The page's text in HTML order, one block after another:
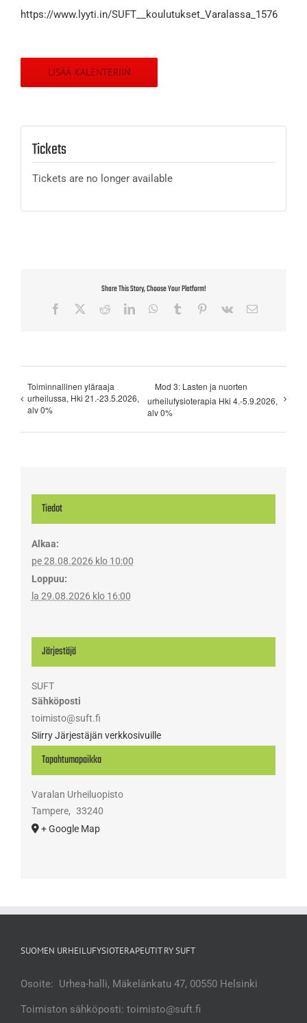
https://www.lyyti.in/SUFT__koulutukset_Varalassa_1576
LISÄÄ KALENTERIIN
Tickets
Tickets are no longer available
Share This Story, Choose Your Platform!
Facebook RedditLinkedInWhatsApp
Tumblr Pinterest
Vk Sähköposti
Toiminnallinen yläraaja
urheilussa, Hki 21.-23.5.2026,
alv 0%
Mod 3: Lasten ja nuorten
urheilufysioterapia Hki 4.-5.9.2026,
alv 0%
Tiedot
Alkaa:
pe 28.08.2026 klo 10:00
Loppuu:
la 29.08.2026 klo 16:00
Tapahtumapaikka
Varalan Urheiluopisto
Tampere, 33240
+ Google Map
Järjestäjä
SUFT
Sähköposti
toimisto@suft.fi
Siirry Järjestäjän verkkosivuille
SUOMEN URHEILUFYSIOTERAPEUTIT RY SUFT
Osoite: Urhea-halli, Mäkelänkatu 47, 00550 Helsinki
Toimiston sähköposti: toimisto@suft.fi